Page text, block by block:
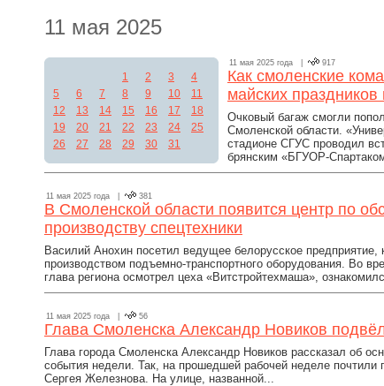
11 мая 2025
1 2 3
4
5
6 7 8 9 10
11
12
13 14 15 16 17
18
19
20 21 22 23 24
25
26
27 28 29 30 31
11 мая 2025 года | 917
Как смоленские
майских
Очковый багаж смогли
Смоленской области.
стадионе СГУС проводил
брянским «БГУОР-
11 мая 2025 года | 381
В Смоленской области появится центр по
производству спецтехники
Василий Анохин посетил ведущее белорусское предприятие,
производством подъемно-транспортного оборудования. Во
глава региона осмотрел цеха «Витстройтехмаша»,
11 мая 2025 года | 56
Глава Смоленска Александр Новиков
Глава города Смоленска Александр Новиков рассказал об
события недели. Так, на прошедшей рабочей неделе
Сергея Железнова. На улице, названной...